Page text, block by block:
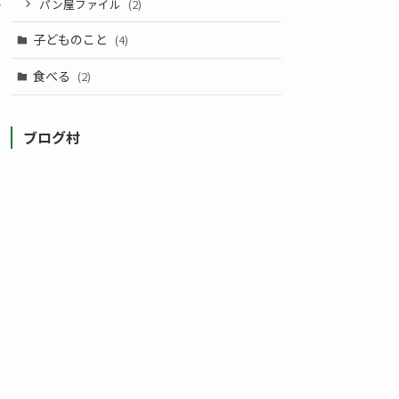
パン屋ファイル (2)
子どものこと (4)
食べる (2)
ブログ村